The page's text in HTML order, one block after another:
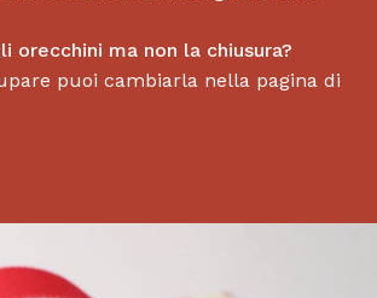
orecchini ma non la chiusura?
puoi cambiarla nella pagina di